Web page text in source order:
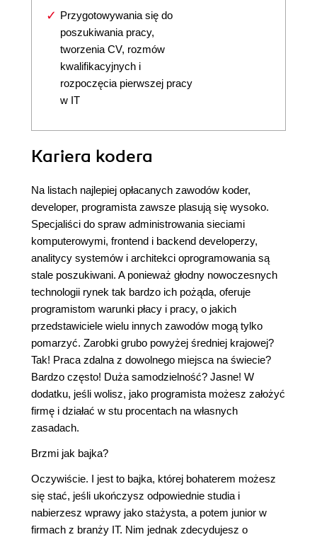
Przygotowywania się do
poszukiwania pracy,
tworzenia CV, rozmów
kwalifikacyjnych i
rozpoczęcia pierwszej pracy
w IT
Kariera kodera
Na listach najlepiej opłacanych zawodów koder,
developer, programista zawsze plasują się wysoko.
Specjaliści do spraw administrowania sieciami
komputerowymi, frontend i backend developerzy,
analitycy systemów i architekci oprogramowania są
stale poszukiwani. A ponieważ głodny nowoczesnych
technologii rynek tak bardzo ich pożąda, oferuje
programistom warunki płacy i pracy, o jakich
przedstawiciele wielu innych zawodów mogą tylko
pomarzyć. Zarobki grubo powyżej średniej krajowej?
Tak! Praca zdalna z dowolnego miejsca na świecie?
Bardzo często! Duża samodzielność? Jasne! W
dodatku, jeśli wolisz, jako programista możesz założyć
firmę i działać w stu procentach na własnych
zasadach.
Brzmi jak bajka?
Oczywiście. I jest to bajka, której bohaterem możesz
się stać, jeśli ukończysz odpowiednie studia i
nabierzesz wprawy jako stażysta, a potem junior w
firmach z branży IT. Nim jednak zdecydujesz o